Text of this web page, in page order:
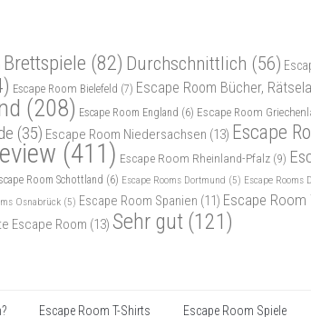
Brettspiele (82) Durchschnittlich (56)
Escape Room Bielefeld (7) Escape Room Bücher,
(208) Escape Room England (6) Escape Room
(35) Escape Room Niedersachsen (13) Escape
(411) Escape Room Rheinland-Pfalz (9)
Room Schottland (6) Escape Rooms Dortmund (5) Escape Rooms
Osnabrück (5) Escape Room Spanien (11) Escape Room
Escape Room (13) Sehr gut (121)
Escape Room T-Shirts Escape Room Spiele